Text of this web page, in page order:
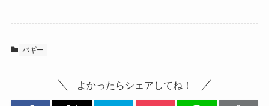
バギー
よかったらシェアしてね！